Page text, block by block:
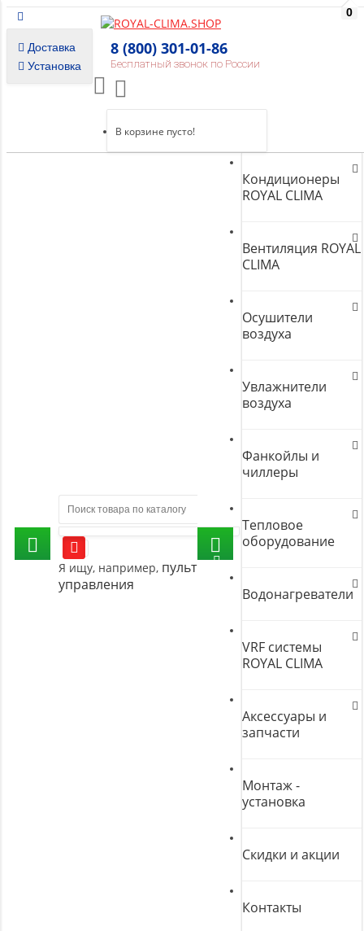
Доставка
Установка
8 (800) 301-01-86
Бесплатный звонок по России
0
В корзине пусто!
Я ищу, например, пульт
управления
Кондиционеры
ROYAL CLIMA
Вентиляция ROYAL
CLIMA
Осушители
воздуха
Увлажнители
воздуха
Фанкойлы и
чиллеры
Тепловое
оборудование
Водонагреватели
VRF системы
ROYAL CLIMA
Аксессуары и
запчасти
Монтаж -
установка
Скидки и акции
Контакты